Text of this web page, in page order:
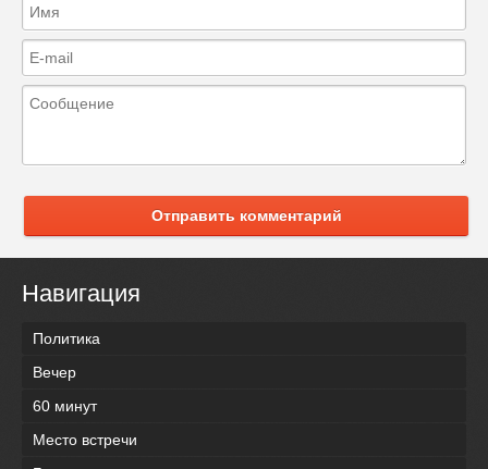
Отправить комментарий
Навигация
Политика
Вечер
60 минут
Место встречи